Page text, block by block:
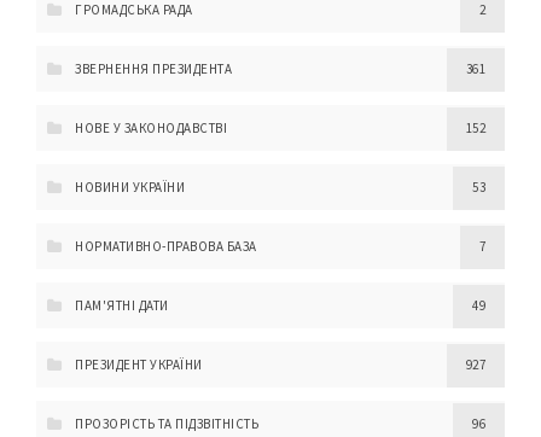
ГРОМАДСЬКА РАДА 2
ЗВЕРНЕННЯ ПРЕЗИДЕНТА 361
НОВЕ У ЗАКОНОДАВСТВІ 152
НОВИНИ УКРАЇНИ 53
НОРМАТИВНО-ПРАВОВА БАЗА 7
ПАМ'ЯТНІ ДАТИ 49
ПРЕЗИДЕНТ УКРАЇНИ 927
ПРОЗОРІСТЬ ТА ПІДЗВІТНІСТЬ 96